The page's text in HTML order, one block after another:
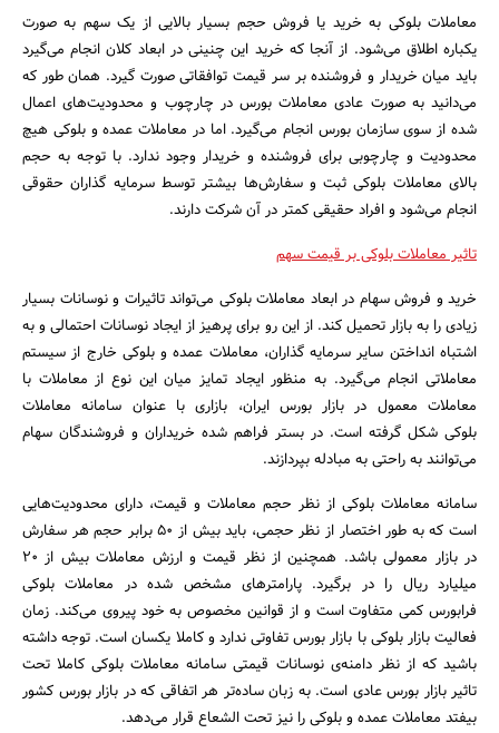
جستجو
معاملات بلوکی به خرید یا فروش حجم بسیار بالایی از یک سهم به صورت
یکباره اطلاق می‌شود. از آنجا که خرید این چنینی در ابعاد کلان انجام می‌گیرد
باید میان خریدار و فروشنده بر سر قیمت توافقاتی صورت گیرد. همان طور که
می‌دانید به صورت عادی معاملات بورس در چارچوب و محدودیت‌های اعمال
شده از سوی سازمان بورس انجام می‌گیرد. اما در معاملات عمده و بلوکی هیچ
محدودیت و چارچوبی برای فروشنده و خریدار وجود ندارد. با توجه به حجم
بالای معاملات بلوکی ثبت و سفارش‌ها بیشتر توسط سرمایه گذاران حقوقی
انجام می‌شود و افراد حقیقی کمتر در آن شرکت دارند.
تاثیر معاملات بلوکی بر قیمت سهم
خرید و فروش سهام در ابعاد معاملات بلوکی می‌تواند تاثیرات و نوسانات بسیار
زیادی را به بازار تحمیل کند. از این رو برای پرهیز از ایجاد نوسانات احتمالی و به
اشتباه انداختن سایر سرمایه گذاران، معاملات عمده و بلوکی خارج از سیستم
معاملاتی انجام می‌گیرد. به منظور ایجاد تمایز میان این نوع از معاملات با
معاملات معمول در بازار بورس ایران، بازاری با عنوان سامانه معاملات
بلوکی شکل گرفته است. در بستر فراهم شده خریداران و فروشندگان سهام
می‌توانند به راحتی به مبادله بپردازند.
سامانه معاملات بلوکی از نظر حجم معاملات و قیمت، دارای محدودیت‌هایی
است که به طور اختصار از نظر حجمی، باید بیش از 50 برابر حجم هر سفارش
در بازار معمولی باشد. همچنین از نظر قیمت و ارزش معاملات بیش از 20
میلیارد ریال را در برگیرد. پارامترهای مشخص شده در معاملات بلوکی
فرابورس کمی متفاوت است و از قوانین مخصوص به خود پیروی می‌کند. زمان
فعالیت بازار بلوکی با بازار بورس تفاوتی ندارد و کاملا یکسان است. توجه داشته
باشید که از نظر دامنه‌ی نوسانات قیمتی سامانه معاملات بلوکی کاملا تحت
تاثیر بازار بورس عادی است. به زبان ساده‌تر هر اتفاقی که در بازار بورس کشور
بیفتد معاملات عمده و بلوکی را نیز تحت الشعاع قرار می‌دهد.